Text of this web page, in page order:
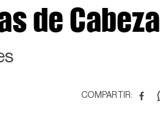
de Cabeza
COMPARTIR: